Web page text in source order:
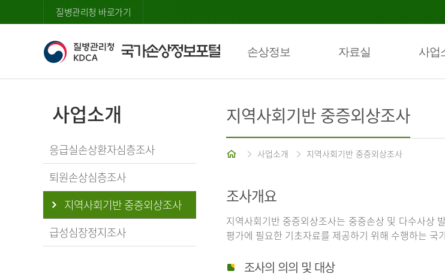
질병관리청 바로가기
손상정보 자료실 사업
사업소개
응급실손상환자심층조사
퇴원손상심층조사
지역사회기반 중증외상조사
급성심장정지조사
지역사회기반 중증외상조사
홈 사업소개 지역사회기반 중증외상조사
조사개요
지역사회기반 중증외상조사는 중증손상 및 다수사상
평가에 필요한 기초자료를 제공하기 위해 수행하는 국
조사의 의의 및 대상